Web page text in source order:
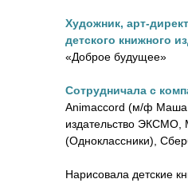
Художник, арт-
детского книжного
«Доброе будущее»
Сотрудничала с
Animaccord (м/ф Маша
издательство ЭКСМО,
(Одноклассники),
Нарисовала детские